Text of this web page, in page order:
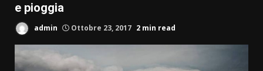
e pioggia
admin Ottobre 23, 2017 2 min read